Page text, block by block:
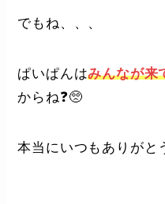
でもね、、、
ぱいぱんはみんなが来
からね❓🥺
本当にいつもありがと